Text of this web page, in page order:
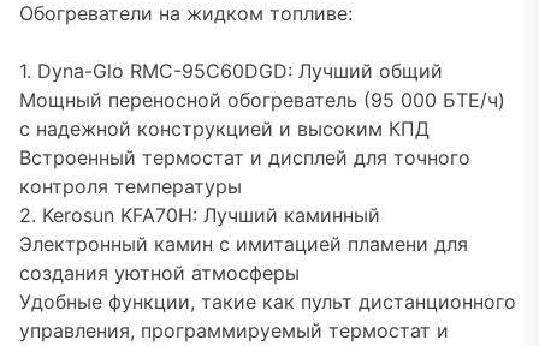
Обогреватели на жидком топливе:
1. Dyna-Glo RMC-95C60DGD: Лучший общий
Мощный переносной обогреватель (95 000 БТЕ/ч)
с надежной конструкцией и высоким КПД
Встроенный термостат и дисплей для точного
контроля температуры
2. Kerosun KFA70H: Лучший каминный
Электронный камин с имитацией пламени для
создания уютной атмосферы
Удобные функции, такие как пульт дистанционного
управления, программируемый термостат и